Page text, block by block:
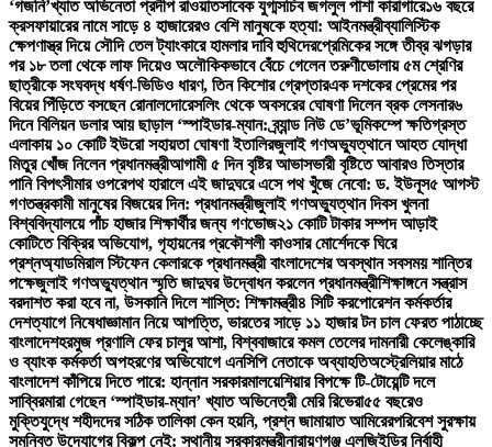
‘গজনি’খ্যাত অভিনেতা প্রদীপ রাওয়াতসাবেক যুগ্মসচিব জগলুল পাশা কারাগারে১৬ বছরে
ক্রসফায়ারের নামে সাড়ে ৪ হাজারেরও বেশি মানুষকে হত্যা: আইনমন্ত্রীব্যালিস্টিক
ক্ষেপণাস্ত্র দিয়ে সৌদি তেল ট্যাংকারে হামলার দাবি হুথিদেরপ্রেমিকের সঙ্গে তীব্র ঝগড়ার
পর ১৮ তলা থেকে লাফ দিয়েও অলৌকিকভাবে বেঁচে গেলেন তরুণীভোলায় ৫ম শ্রেণির
ছাত্রীকে সংঘবদ্ধ ধর্ষণ-ভিডিও ধারণ, তিন কিশোর গ্রেপ্তারএক দশকের প্রেমের পর
বিয়ের পিঁড়িতে বসছেন রোনালদোরেসলিং থেকে অবসরের ঘোষণা দিলেন ব্রক লেসনার৬
দিনে বিলিয়ন ডলার আয় ছাড়াল ‘স্পাইডার-ম্যান: ব্র্যান্ড নিউ ডে’ভূমিকম্পে ক্ষতিগ্রস্ত
এলাকায় ১০ কোটি ইউরো সহায়তা ঘোষণা ইতালিরজুলাই গণঅভ্যুত্থানে আহত যোদ্ধা
মিতুর খোঁজ নিলেন প্রধানমন্ত্রীআগামী ৫ দিন বৃষ্টির আভাসভারী বৃষ্টিতে আবারও তিস্তার
পানি বিপৎসীমার ওপরেপথ হারালে এই জাদুঘরে এসে পথ খুঁজে নেবো: ড. ইউনূস৫ আগস্ট
গণতন্ত্রকামী মানুষের বিজয়ের দিন: প্রধানমন্ত্রীজুলাই গণঅভ্যুত্থান দিবস খুলনা
বিশ্ববিদ্যালয়ে পাঁচ হাজার শিক্ষার্থীর জন্য গণভোজ২১ কোটি টাকার সম্পদ আড়াই
কোটিতে বিক্রির অভিযোগ, গৃহায়নের প্রকৌশলী কাওসার মোর্শেদকে ঘিরে
প্রশ্নঅ্যাডমিরাল স্টিফেন কেলারকে প্রধানমন্ত্রী বাংলাদেশের অবস্থান সবসময় শান্তির
পক্ষেজুলাই গণঅভ্যুত্থান স্মৃতি জাদুঘর উদ্বোধন করলেন প্রধানমন্ত্রীশিক্ষাঙ্গনে সন্ত্রাস
বরদাশত করা হবে না, উসকানি দিলে শাস্তি: শিক্ষামন্ত্রী৪ সিটি করপোরেশন কর্মকর্তার
দেশত্যাগে নিষেধাজ্ঞামান নিয়ে আপত্তি, ভারতের সাড়ে ১১ হাজার টন চাল ফেরত পাঠাচ্ছে
বাংলাদেশহরমুজ প্রণালি ফের চালুর আশা, বিশ্ববাজারে কমল তেলের দামনারী কেলেঙ্কারি
ও ব্যাংক কর্মকর্তা অপহরণের অভিযোগে এনসিপি নেতাকে অব্যাহতিঅস্ট্রেলিয়ার মাঠে
বাংলাদেশ কাঁপিয়ে দিতে পারে: হান্নান সরকারমালয়েশিয়ার বিপক্ষে টি-টোয়েন্টি দলে
সাব্বিরমারা গেছেন ‘স্পাইডার-ম্যান’ খ্যাত অভিনেত্রী মেরি রিভেরা৫৫ বছরেও
মুক্তিযুদ্ধে শহীদদের সঠিক তালিকা কেন হয়নি, প্রশ্ন জামায়াত আমিরেরপরিবেশ সুরক্ষায়
সমন্বিত উদ্যোগের বিকল্প নেই: স্থানীয় সরকারমন্ত্রীনারায়ণগঞ্জ এলজিইডির নির্বাহী